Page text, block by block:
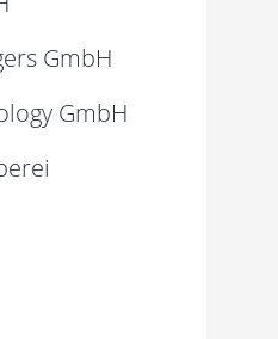
GmbH
GmbH